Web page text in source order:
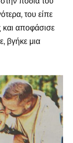
του είπε
και αποφάσισε
βγήκε μια